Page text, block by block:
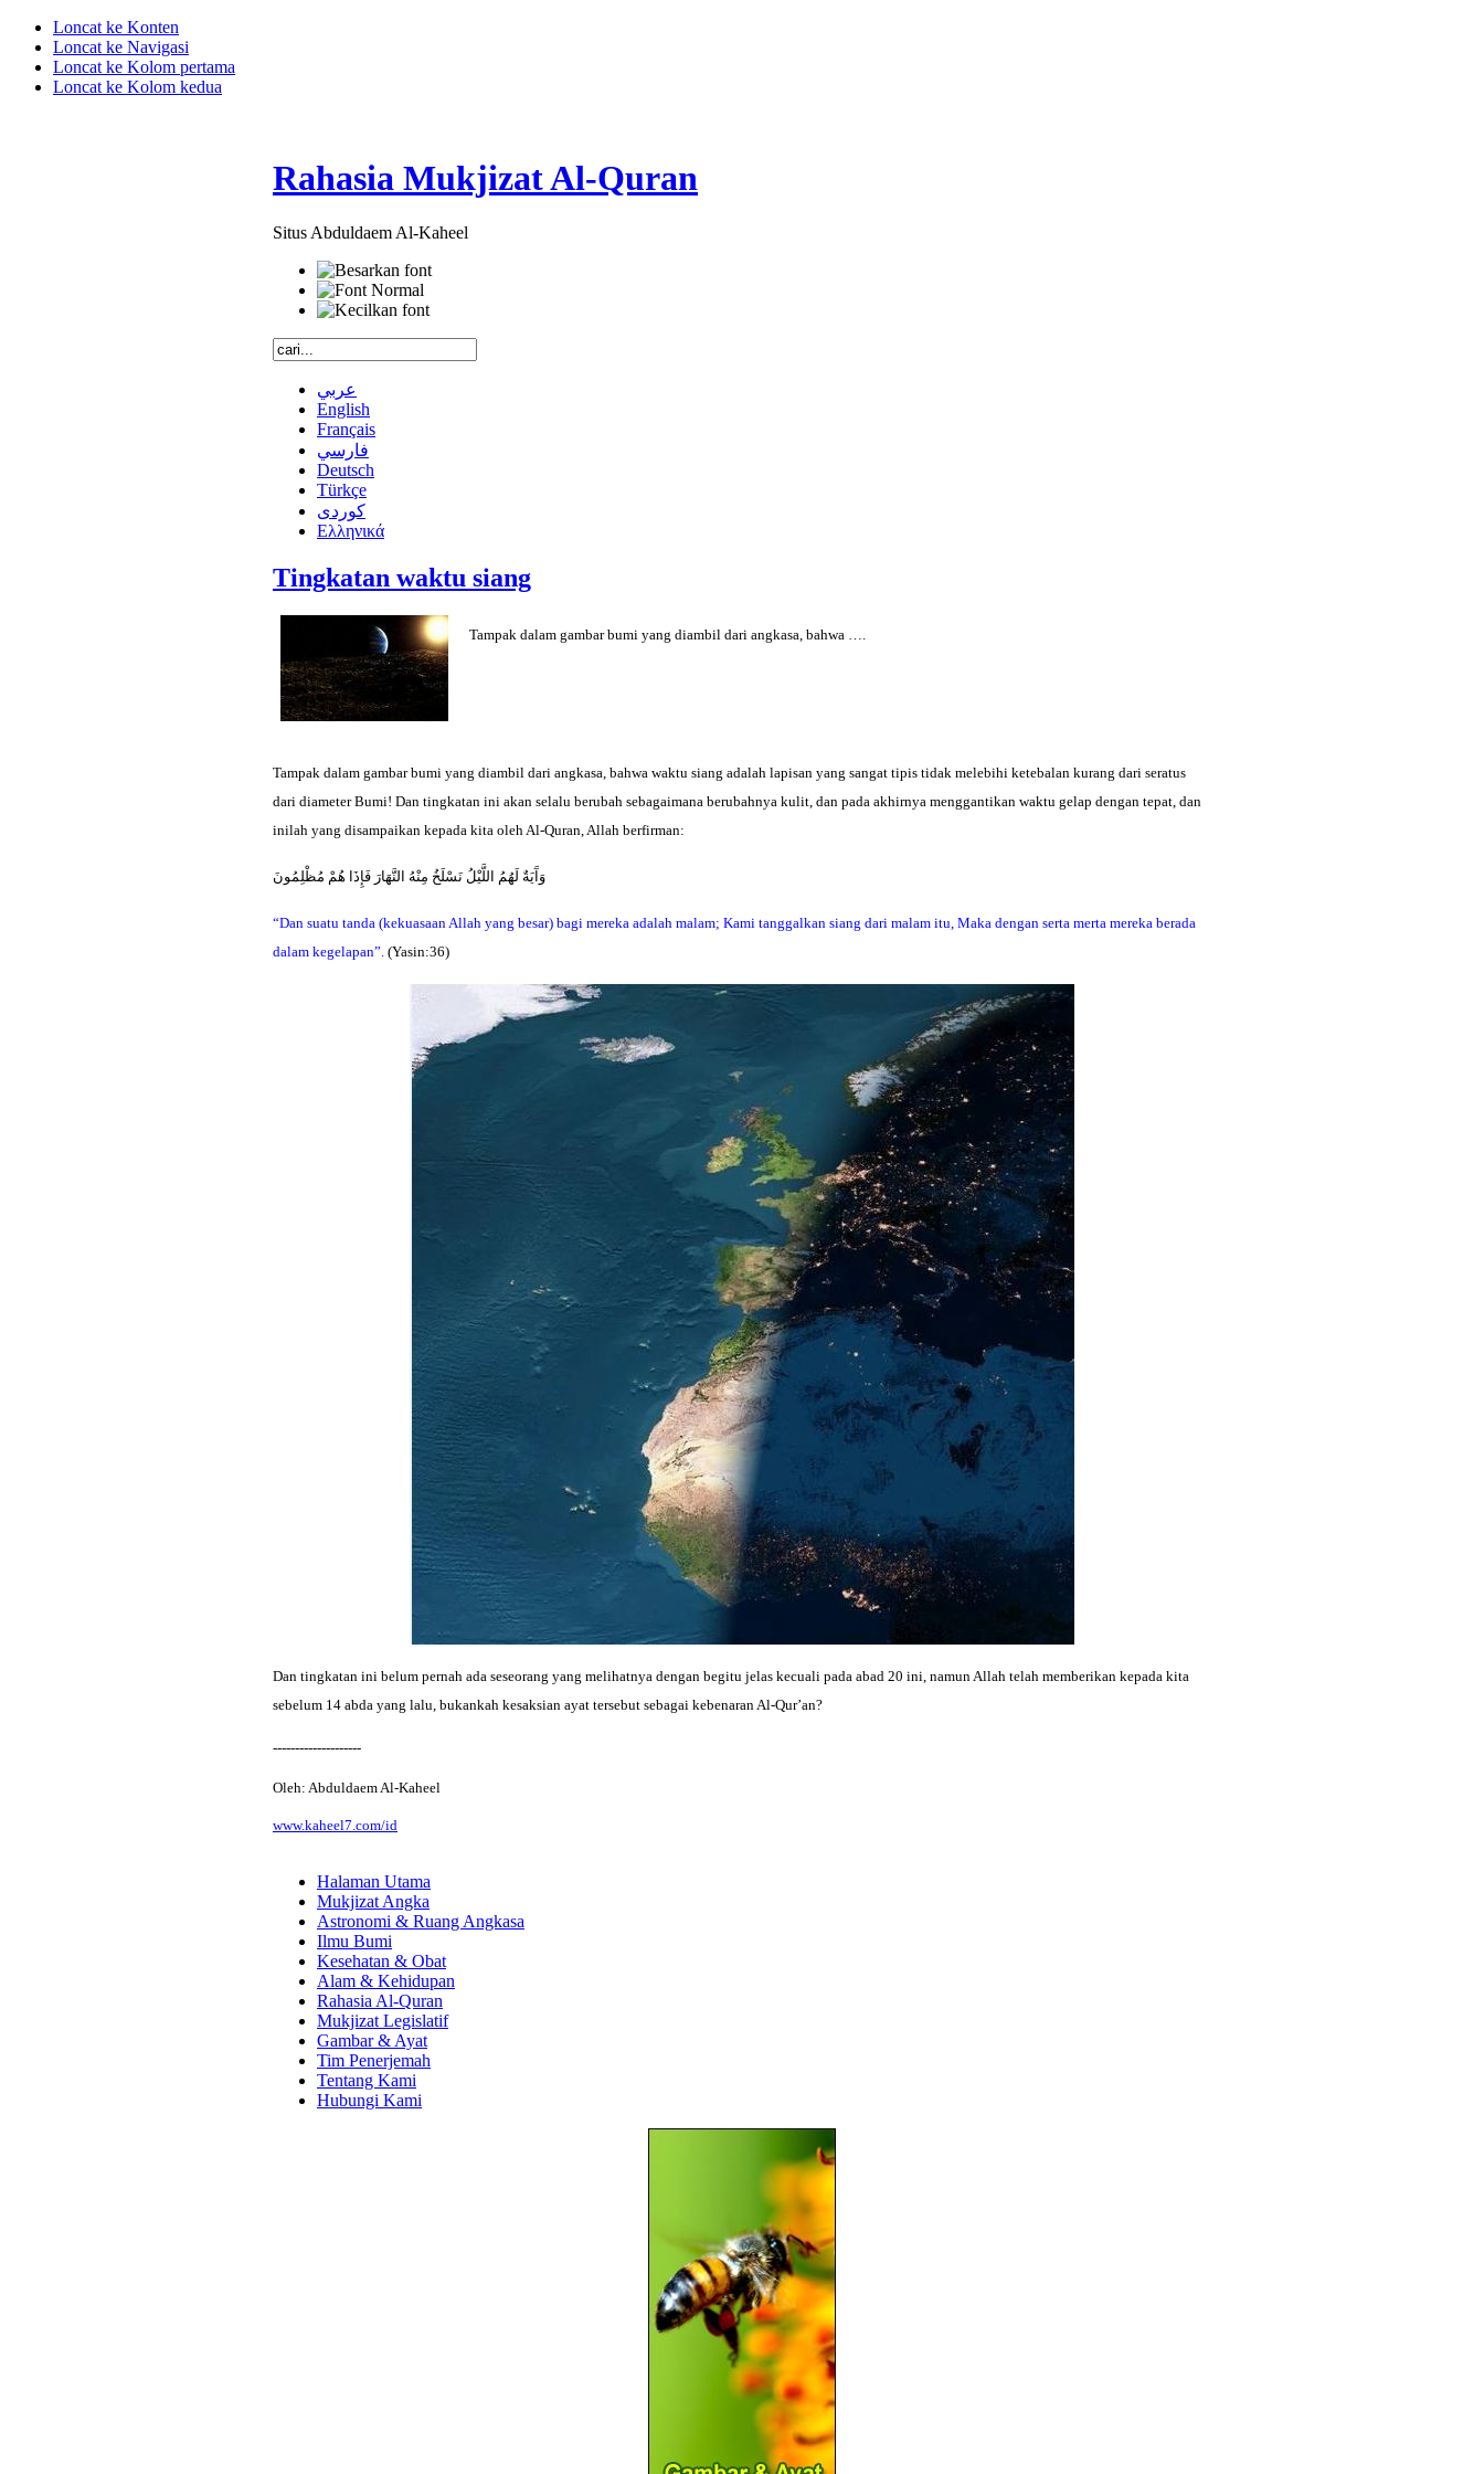
Loncat ke Konten
Loncat ke Navigasi
Loncat ke Kolom pertama
Loncat ke Kolom kedua
Rahasia Mukjizat Al-Quran
Situs Abduldaem Al-Kaheel
عربي
English
Français
فارسي
Deutsch
Türkçe
كوردى
Ελληνικά
Tingkatan waktu siang
Tampak dalam gambar bumi yang diambil dari angkasa, bahwa
Tampak dalam gambar bumi yang diambil dari angkasa, bahwa waktu siang adalah lapisan yang sangat tipis tidak melebihi ketebalan kurang dari seratus
dari diameter Bumi! Dan tingkatan ini akan selalu berubah sebagaimana berubahnya kulit, dan pada akhirnya menggantikan waktu gelap dengan tepat, dan
inilah yang disampaikan kepada kita oleh Al-Quran, Allah berfirman:
وَآَيَةٌ لَهُمُ اللَّيْلُ نَسْلَخُ مِنْهُ النَّهَارَ فَإِذَا هُمْ مُظْلِمُونَ
“Dan suatu tanda (kekuasaan Allah yang besar) bagi mereka adalah malam; Kami tanggalkan siang dari malam itu, Maka dengan serta merta mereka berada
dalam kegelapan”. (Yasin:36)
Dan tingkatan ini belum pernah ada seseorang yang melihatnya dengan begitu jelas kecuali pada abad 20 ini, namun Allah telah memberikan kepada kita
sebelum 14 abda yang lalu, bukankah kesaksian ayat tersebut sebagai kebenaran Al-Qur’an?
--------------------
Oleh: Abduldaem Al-Kaheel
www.kaheel7.com/id
Halaman Utama
Mukjizat Angka
Astronomi & Ruang Angkasa
Ilmu Bumi
Kesehatan & Obat
Alam & Kehidupan
Rahasia Al-Quran
Mukjizat Legislatif
Gambar & Ayat
Tim Penerjemah
Tentang Kami
Hubungi Kami